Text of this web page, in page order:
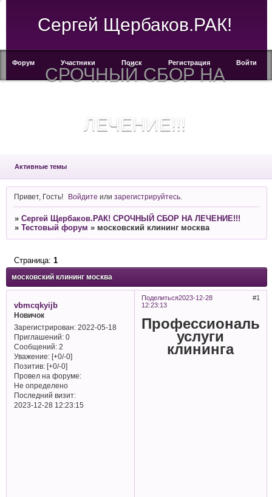
Сергей Щербаков.РАК!
СРОЧНЫЙ СБОР НА
ЛЕЧЕНИЕ!!!
Форум Участники Поиск Регистрация Войти
Активные темы
Привет, Гость! Войдите илизарегистрируйтесь
» Сергей Щербаков.РАК! СРОЧНЫЙ СБОР НА ЛЕЧЕНИЕ!!!
» Тестовый форум » московский клининг москва
московский клининг москва
Страница: 1
Поделиться 1
2023-12-28
12:23:13
vbmcqkyijb
Новичок
Зарегистрирован: 2022-05-18
Приглашений:0
Сообщений:2
Уважение: [+0/-0]
Позитив: [+0/-0]
Провел на форуме:
Не определено
Последний визит:
2023-12-28 12:23:15
услуги
клининга